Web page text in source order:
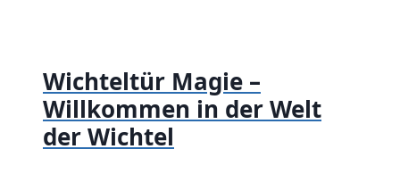
Wichteltür Magie –
Willkommen in der Welt
der Wichtel